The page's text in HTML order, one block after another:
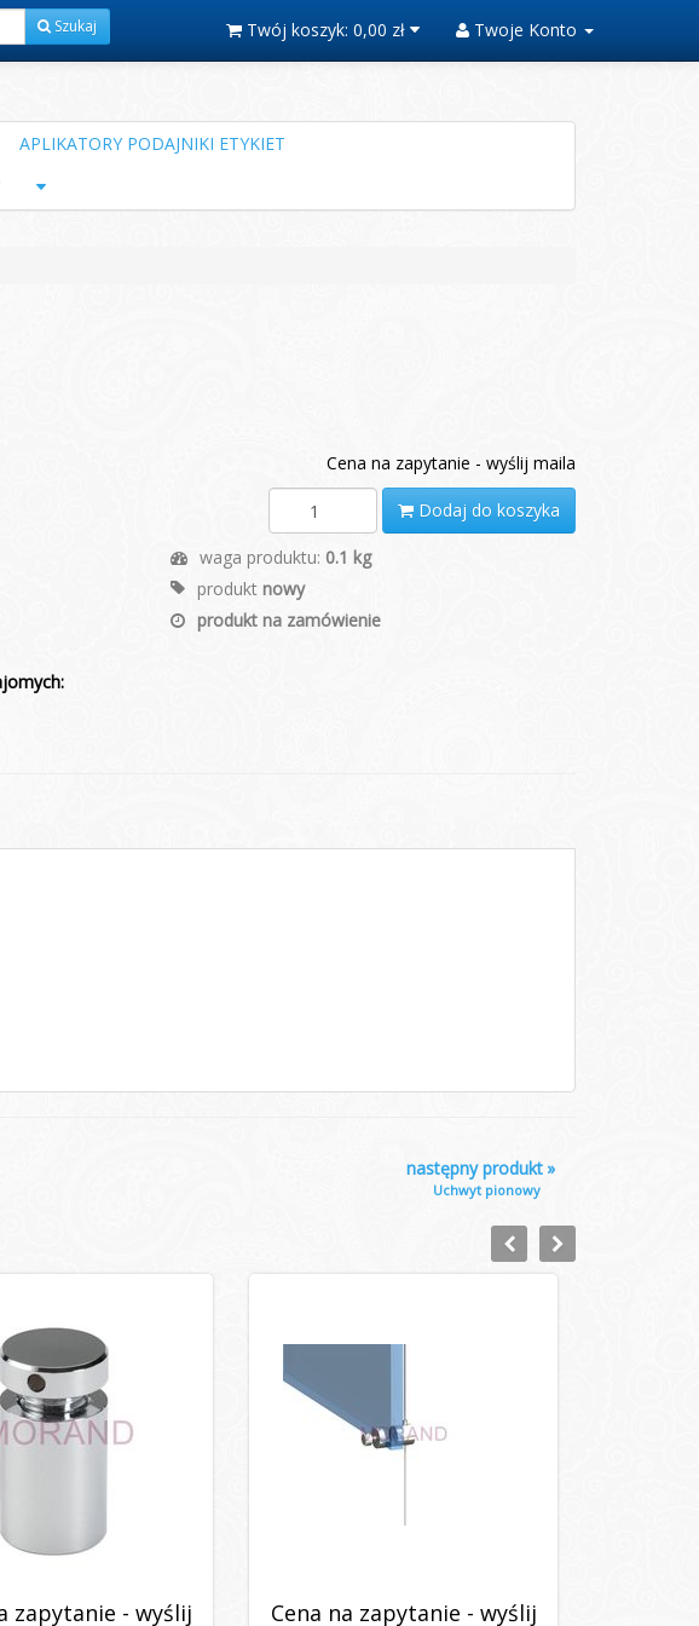
Szukaj Twój koszyk: 0,00 zł Twoje Konto
APLIKATORY PODAJNIKI ETYKIET
Cena na zapytanie - wyślij maila
Dodaj do koszyka
waga produktu: 0.1 kg
produkt nowy
produkt na zamówienie
»
następny produkt
Uchwyt pionowy
zapytanie - wyślij Cena na zapytanie - wyślij